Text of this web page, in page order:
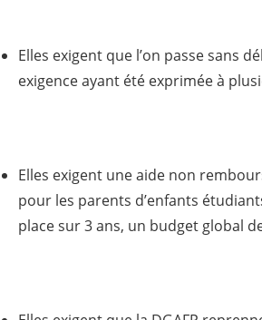
Elles exigent que l’on passe sans
exigence ayant été exprimée à
Elles exigent une aide non
pour les parents d’enfants
place sur 3 ans, un budget global